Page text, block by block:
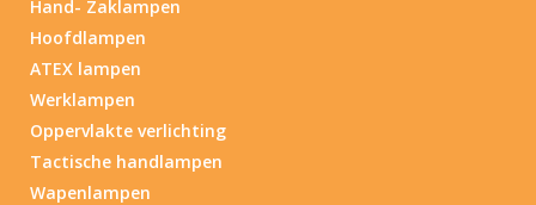
Hand- Zaklampen
Hoofdlampen
ATEX lampen
Werklampen
Oppervlakte verlichting
Tactische handlampen
Wapenlampen